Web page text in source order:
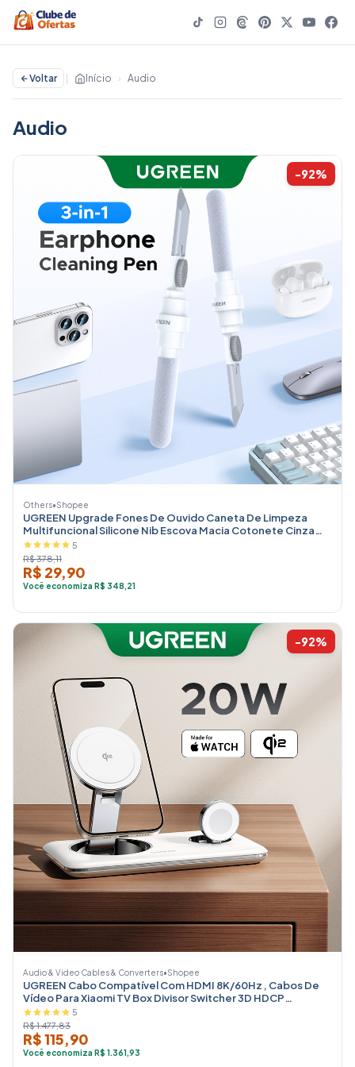
Voltar Início › Audio
Audio
-92%
Others•Shopee
UGREEN Upgrade Fones De Ouvido Caneta De Limpeza
Multifuncional Silicone Nib Escova Macia Cotonete Cinza
Para iphone/ipa
5
R$ 378,11
R$ 29,90
Você economiza R$ 348,21
-92%
Audio & Video Cables & Converters•Shopee
UGREEN Cabo Compatível Com HDMI 8K/60Hz , Cabos De
Vídeo Para Xiaomi TV Box Divisor Switcher 3D HDCP
Computador Portátil
5
R$ 1.477,83
R$ 115,90
Você economiza R$ 1.361,93